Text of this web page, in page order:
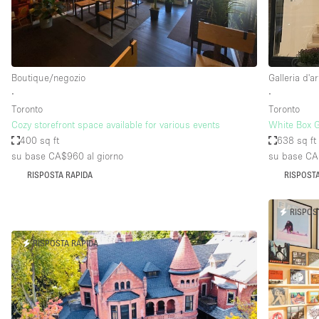
Elettricità
Giardino
Impianto audiovisivo
Spazio living
Terrace
Vetrina
Water Access
Boutique/negozio
∙
Toronto
Cozy storefront space available for various events
400 sq ft
su base CA$960 al giorno
RISPOSTA RAPIDA
Galleria
∙
Toronto
White Box
638 sq ft
su base
RISPOSTA RAPIDA